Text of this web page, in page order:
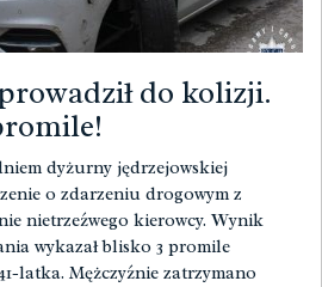
do kolizji.
dyżurny jędrzejowskiej
o zdarzeniu drogowym z
nietrzeźwego kierowcy. Wynik
wykazał blisko 3 promile
latka. Mężczyźnie zatrzymano